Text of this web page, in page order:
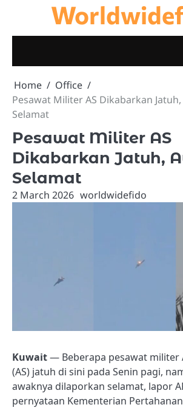
content
Home
Office
Pesawat Militer AS Dikabarkan
Selamat
Pesawat Militer AS
Dikabarkan Jatuh,
Selamat
2 March 2026 worldwidefido
Kuwait— Beberapa pesawat militer
(AS) jatuh di sini pada Senin pagi,
awaknya dilaporkan selamat, lapor
pernyataan Kementerian